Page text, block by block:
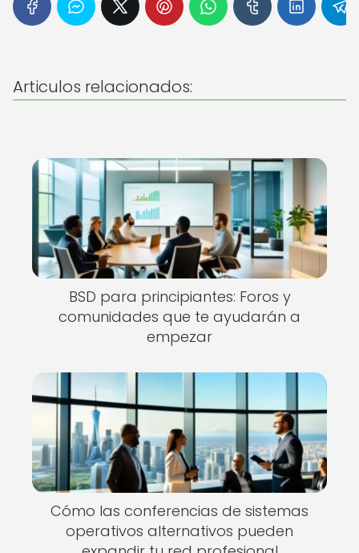
Articulos relacionados:
BSD para principiantes: Foros y
comunidades que te ayudarán a
empezar
Cómo las conferencias de sistemas
operativos alternativos pueden